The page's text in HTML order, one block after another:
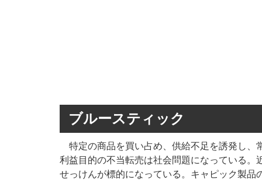
ブルースティック
特定の商品を買い占め、供給不足を誘発し、
利益目的の不当転売は社会問題になっている
せっけんが標的になっている。キャピック製品